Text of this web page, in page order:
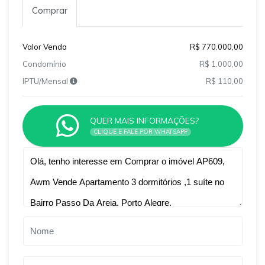
Comprar
Valor Venda
R$ 770.000,00
Condomínio
R$ 1.000,00
IPTU/Mensal
R$ 110,00
QUER MAIS INFORMAÇÕES?
CLIQUE E FALE POR WHATSAPP